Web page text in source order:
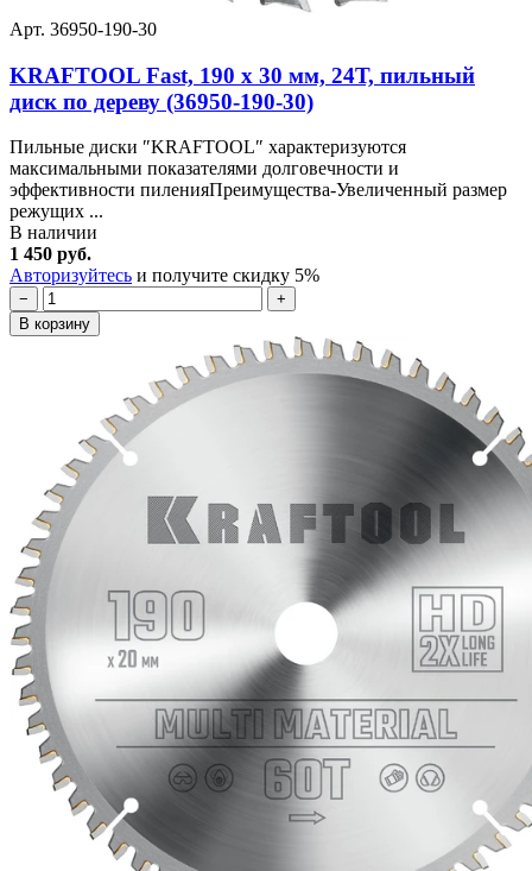
Арт. 36950-190-30
KRAFTOOL Fast, 190 х 30 мм, 24Т, пильный
диск по дереву (36950-190-30)
Пильные диски ″KRAFTOOL″ характеризуются
максимальными показателями долговечности и
эффективности пиленияПреимущества-Увеличенный размер
режущих ...
В наличии
1 450 руб.
Авторизуйтесь и получите скидку 5%
−
+
В корзину